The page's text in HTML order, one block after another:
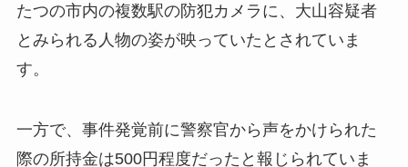
たつの市内の複数駅の防犯カメラに、大山容疑者
とみられる人物の姿が映っていたとされていま
す。
一方で、事件発覚前に警察官から声をかけられた
際の所持金は500円程度だったと報じられていま